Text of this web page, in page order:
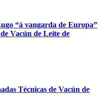
“á vangarda de Europa”
Vacún de Leite de
Técnicas de Vacún de